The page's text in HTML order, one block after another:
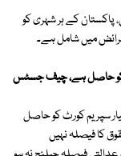
پاکستان کے ہر شہری کو
میں شامل ہے۔
کو حاصل ہے، چیف جسٹس
سپریم کورٹ کو حاصل
کا فیصلہ نہیں